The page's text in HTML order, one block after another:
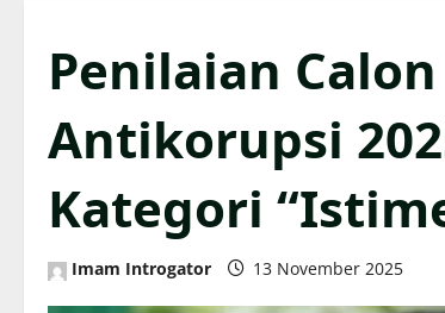
Penilaian
Antikorupsi
Kategori
Imam Introgator 13 November 2025